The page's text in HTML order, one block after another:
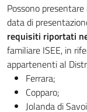
Possono
data di
requisiti riportati
familiare ISEE, in
appartenenti al
Ferrara;
Copparo;
Jolanda di